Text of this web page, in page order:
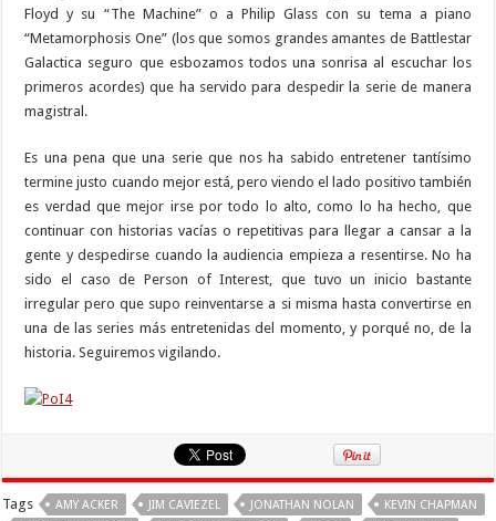
Floyd y su “The Machine” o a Philip Glass con su tema a piano
“Metamorphosis One” (los que somos grandes amantes de Battlestar
Galactica seguro que esbozamos todos una sonrisa al escuchar los
primeros acordes) que ha servido para despedir la serie de manera
magistral.
Es una pena que una serie que nos ha sabido entretener tantísimo
termine justo cuando mejor está, pero viendo el lado positivo también
es verdad que mejor irse por todo lo alto, como lo ha hecho, que
continuar con historias vacías o repetitivas para llegar a cansar a la
gente y despedirse cuando la audiencia empieza a resentirse. No ha
sido el caso de Person of Interest, que tuvo un inicio bastante
irregular pero que supo reinventarse a si misma hasta convertirse en
una de las series más entretenidas del momento, y porqué no, de la
historia. Seguiremos vigilando.
Tags AMY ACKER JIM CAVIEZEL JONATHAN NOLAN
KEVIN CHAPMAN